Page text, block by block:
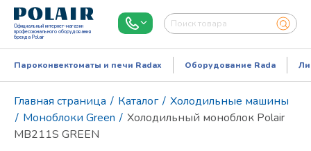
Официальный интернет-магазин
профессионального оборудования
бренда Polair
Пароконвектоматы и печи Radax Оборудование Rada
Главная страница / Каталог / Холодильные машины
/ Моноблоки Green / Холодильный моноблок Polair
MB211S GREEN